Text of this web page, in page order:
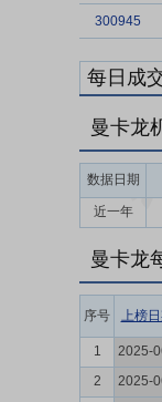
300945
每日成
曼卡龙
数据日期
近一年
曼卡龙
序号 上榜日
1 2025-
2
2025-